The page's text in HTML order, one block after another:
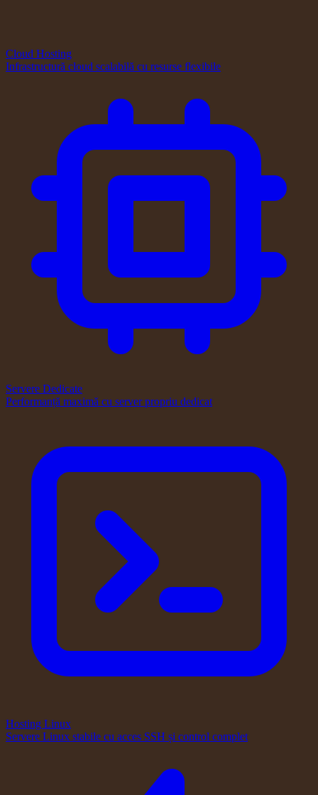
Cloud Hosting
Infrastructură cloud scalabilă cu resurse flexibile
Servere Dedicate
Performanță maximă cu server propriu dedicat
Hosting Linux
Servere Linux stabile cu acces SSH și control complet